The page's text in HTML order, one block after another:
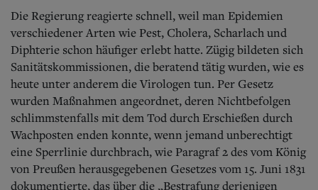
Die Regierung reagierte schnell, weil man Epidemien
verschiedener Arten wie Pest, Cholera, Scharlach und
Diphterie schon häufiger erlebt hatte. Zügig bildeten sich
Sanitätskommissionen, die beratend tätig wurden, wie es
heute unter anderem die Virologen tun. Per Gesetz
wurden Maßnahmen angeordnet, deren Nichtbefolgen
schlimmstenfalls mit dem Tod durch Erschießen durch
Wachposten enden konnte, wenn jemand unberechtigt
eine Sperrlinie durchbrach, wie Paragraf 2 des vom König
von Preußen herausgegebenen Gesetzes vom 15. Juni 1831
dokumentierte, das über die „Bestrafung derjenigen